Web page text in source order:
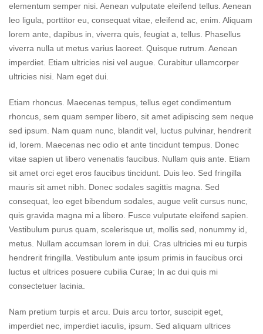
elementum semper nisi. Aenean vulputate eleifend tellus. Aenean
leo ligula, porttitor eu, consequat vitae, eleifend ac, enim. Aliquam
lorem ante, dapibus in, viverra quis, feugiat a, tellus. Phasellus
viverra nulla ut metus varius laoreet. Quisque rutrum. Aenean
imperdiet. Etiam ultricies nisi vel augue. Curabitur ullamcorper
ultricies nisi. Nam eget dui.
Etiam rhoncus. Maecenas tempus, tellus eget condimentum
rhoncus, sem quam semper libero, sit amet adipiscing sem neque
sed ipsum. Nam quam nunc, blandit vel, luctus pulvinar, hendrerit
id, lorem. Maecenas nec odio et ante tincidunt tempus. Donec
vitae sapien ut libero venenatis faucibus. Nullam quis ante. Etiam
sit amet orci eget eros faucibus tincidunt. Duis leo. Sed fringilla
mauris sit amet nibh. Donec sodales sagittis magna. Sed
consequat, leo eget bibendum sodales, augue velit cursus nunc,
quis gravida magna mi a libero. Fusce vulputate eleifend sapien.
Vestibulum purus quam, scelerisque ut, mollis sed, nonummy id,
metus. Nullam accumsan lorem in dui. Cras ultricies mi eu turpis
hendrerit fringilla. Vestibulum ante ipsum primis in faucibus orci
luctus et ultrices posuere cubilia Curae; In ac dui quis mi
consectetuer lacinia.
Nam pretium turpis et arcu. Duis arcu tortor, suscipit eget,
imperdiet nec, imperdiet iaculis, ipsum. Sed aliquam ultrices